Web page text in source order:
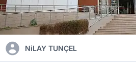
NiLAY TUNÇEL